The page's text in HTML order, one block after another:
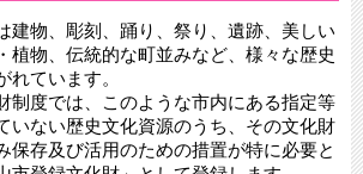
物、彫刻、踊り、祭り、遺跡、美しい
植物、伝統的な町並みなど、様々な歴史
れています。
制度では、このような市内にある指定等
いない歴史文化資源のうち、その文化財
保存及び活用のための措置が特に必要と